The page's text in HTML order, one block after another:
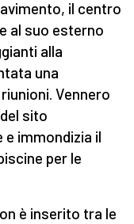
il centro
al suo esterno
alla
una
Vennero
sito
immondizia il
per le
è inserito tra le